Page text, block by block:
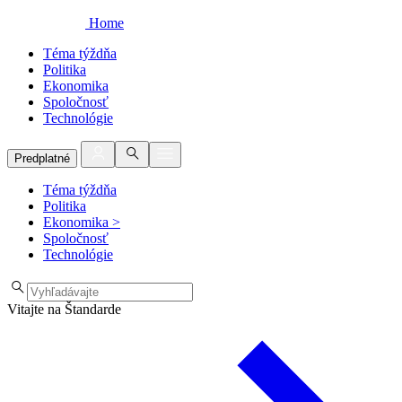
Home
Téma týždňa
Politika
Ekonomika
Spoločnosť
Technológie
Predplatné
Téma týždňa
Politika
Ekonomika >
Spoločnosť
Technológie
Vitajte na Štandarde